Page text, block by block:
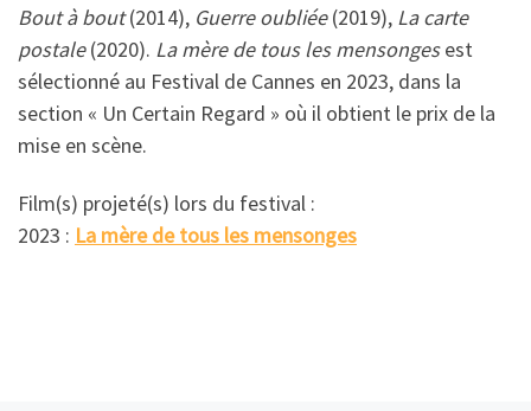
Bout à bout(2014), Guerre oubliée(2019), La carte
postale(2020). La mère de tous les mensongesest
sélectionné au Festival de Cannes en 2023, dans la
section « Un Certain Regard » où il obtient le prix de la
mise en scène.
Film(s) projeté(s) lors du festival :
2023 : La mère de tous les mensonges